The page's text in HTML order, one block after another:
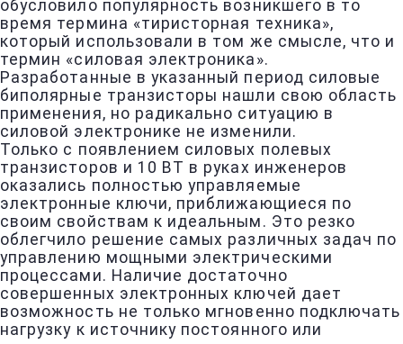
обусловило популярность возникшего в то
время термина «тиристорная техника»,
который использовали в том же смысле, что и
термин «силовая электроника».
Разработанные в указанный период силовые
биполярные транзисторы нашли свою область
применения, но радикально ситуацию в
силовой электронике не изменили.
Только с появлением силовых полевых
транзисторов и 10 ВТ в руках инженеров
оказались полностью управляемые
электронные ключи, приближающиеся по
своим свойствам к идеальным. Это резко
облегчило решение самых различных задач по
управлению мощными электрическими
процессами. Наличие достаточно
совершенных электронных ключей дает
возможность не только мгновенно подключать
нагрузку к источнику постоянного или